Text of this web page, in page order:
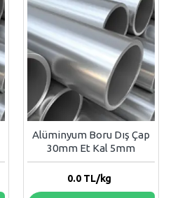
Alüminyum Boru Dış Çap
30mm Et Kal 5mm
0.0TL/kg